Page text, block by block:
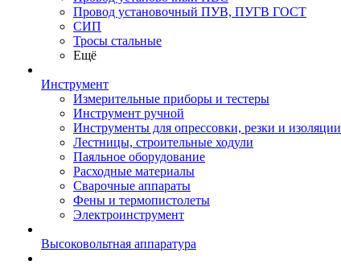
Провод установочный ПУВ, ПУГВ ГОСТ
СИП
Тросы стальные
Ещё
Инструмент
Измерительные приборы и тестеры
Инструмент ручной
Инструменты для опрессовки, резки и изоляции
Лестницы, строительные ходули
Паяльное оборудование
Расходные материалы
Сварочные аппараты
Фены и термопистолеты
Электроинструмент
Высоковольтная аппаратура